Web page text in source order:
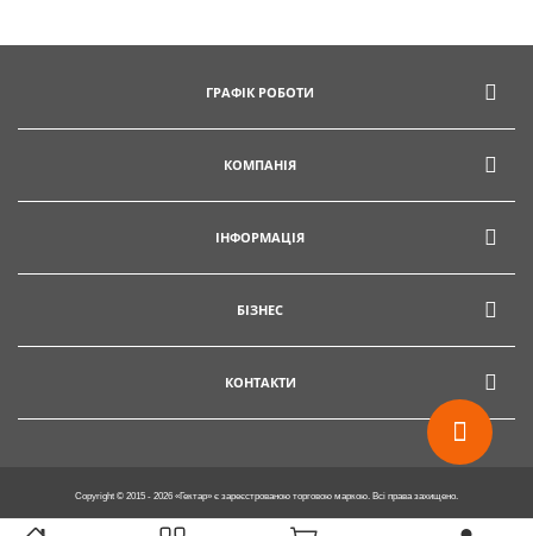
ГРАФІК РОБОТИ
КОМПАНІЯ
ІНФОРМАЦІЯ
БІЗНЕС
КОНТАКТИ
Copyright © 2015 - 2026 «Гектар» є зареєстрованою торговою маркою. Всі права захищено.